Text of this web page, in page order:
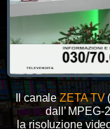
Il canaleZETA TV
dall’ MPEG-
la risoluzione